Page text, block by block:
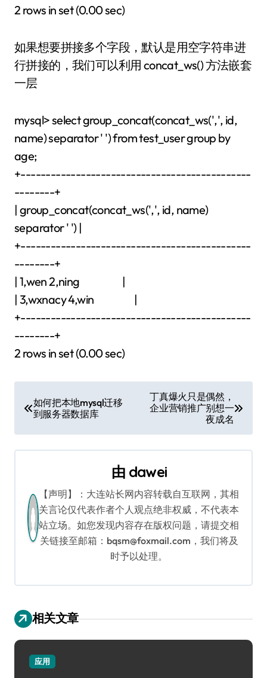
2 rows in set (0.00 sec)
如果想要拼接多个字段，默认是用空字符串进
行拼接的，我们可以利用 concat_ws() 方法嵌套
一层
mysql> select group_concat(concat_ws(',', id,
name) separator ' ') from test_user group by
age;
+----------------------------------------------
--------+
| group_concat(concat_ws(',', id, name)
separator ' ') |
+----------------------------------------------
--------+
| 1,wen 2,ning |
| 3,wxnacy 4,win |
+----------------------------------------------
--------+
2 rows in set (0.00 sec)
章
导
如何把本地mysql迁移
到服务器数据库
丁真爆火只是偶然，
企业营销推广别想一
夜成名
由 dawei
【声明】：大连站长网内容转载自互联网，其相
关言论仅代表作者个人观点绝非权威，不代表本
站立场。如您发现内容存在版权问题，请提交相
关链接至邮箱：bqsm@foxmail.com，我们将及
时予以处理。
相关文章
应用